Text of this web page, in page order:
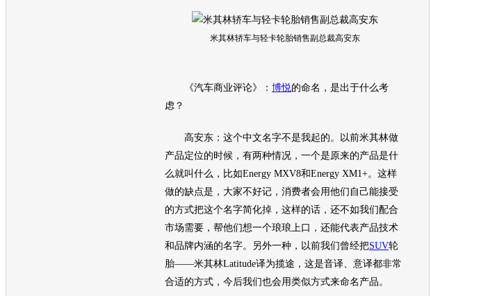
米其林轿车与轻卡轮胎销售副总裁高安东
《汽车商业评论》： 博悦的命名，是出于什么考
虑？
高安东：这个中文名字不是我起的。以前米其林做
产品定位的时候，有两种情况，一个是原来的产品是什
么就叫什么，比如Energy MXV8和Energy XM1+。这样
做的缺点是，大家不好记，消费者会用他们自己能接受
的方式把这个名字简化掉，这样的话，还不如我们配合
市场需要，帮他们想一个琅琅上口，还能代表产品技术
和品牌内涵的名字。另外一种，以前我们曾经把SUV轮
胎——米其林Latitude译为揽途，这是音译、意译都非常
合适的方式，今后我们也会用类似方式来命名产品。